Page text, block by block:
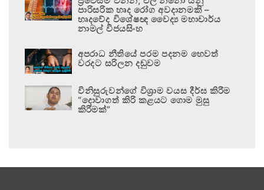
පාරිසරික හෘද රෝග අවදානමකි –
හෘදවේද විශේෂඥ වෛද්‍ය මහාචාර්ය
නාමල් විජයසිංහ
අපරාධ නීතියේ පරම පදනම හෙවත්
වරදට සරිලන දඬුවම
විනිසුරුවන්ගේ විශ්‍රාම වයස දීර්ඝ කිරීම
“දොවාගත් කිරි කළයට ගොම මුසු
කිරීමක්”